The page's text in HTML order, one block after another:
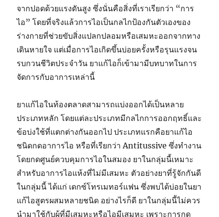
จากปอดด้วยแรงดันสูง ซึ่งนั่นคือสิ่งที่เราเรียกว่า “การ
ไอ” โดยที่จริงแล้วการไอเป็นกลไกป้องกันตัวเองของ
ร่างกายที่ช่วยขับสิ่งแปลกปลอมหรือเสมหะออกจากทาง
เดินหายใจ แต่เมื่อการไอเกิดขึ้นบ่อยครั้งหรือรุนแรงจน
รบกวนชีวิตประจำวัน ยาแก้ไอก็เข้ามามีบทบาทในการ
จัดการกับอาการเหล่านี้
ยาแก้ไอในท้องตลาดสามารถแบ่งออกได้เป็นหลาย
ประเภทหลัก โดยแต่ละประเภทมีกลไกการออกฤทธิ์และ
ข้อบ่งใช้ที่แตกต่างกันออกไป ประเภทแรกคือยาแก้ไอ
ชนิดกดอาการไอ หรือที่เรียกว่า Antitussive ซึ่งทำงาน
โดยกดศูนย์ควบคุมการไอในสมอง ยาในกลุ่มนี้เหมาะ
สำหรับอาการไอแห้งที่ไม่มีเสมหะ ตัวอย่างยาที่รู้จักกันดี
ในกลุ่มนี้ ได้แก่ เดกซ์โทรเมทอร์แฟน ซึ่งพบได้บ่อยในยา
แก้ไอสูตรผสมหลายชนิด อย่างไรก็ดี ยาในกลุ่มนี้ไม่ควร
นำมาใช้กับผู้ที่มีเสมหะหรือไอมีเสมหะ เพราะการกด